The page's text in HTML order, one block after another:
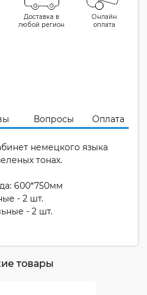
Доставка в
любой регион
Онлайн
оплата
Вопросы Оплата
немецкого языка
тонах.
600*750мм
- 2 шт.
- 2 шт.
товары